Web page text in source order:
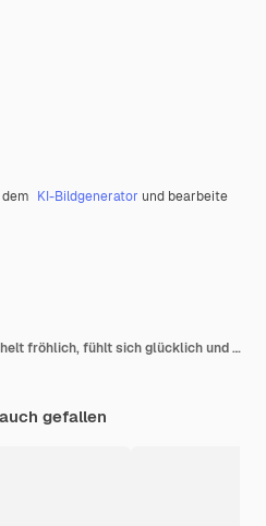
KI-Bildgenerator und bearbeite
Übergewichtige Frau lächelt fröhlich, fühlt sich glücklich und zeigt zur Seite und nach oben, zeigt Objekt im Kopierraum
gefallen